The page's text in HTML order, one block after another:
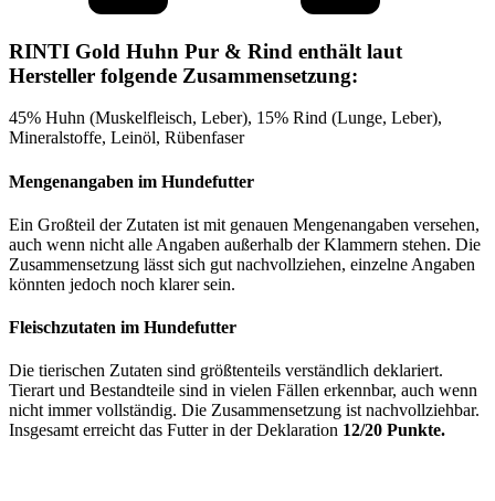
RINTI Gold Huhn Pur & Rind enthält laut
Hersteller folgende Zusammensetzung:
45% Huhn (Muskelfleisch, Leber), 15% Rind (Lunge, Leber),
Mineralstoffe, Leinöl, Rübenfaser
Mengenangaben im Hundefutter
Ein Großteil der Zutaten ist mit genauen Mengenangaben versehen,
auch wenn nicht alle Angaben außerhalb der Klammern stehen. Die
Zusammensetzung lässt sich gut nachvollziehen, einzelne Angaben
könnten jedoch noch klarer sein.
Fleischzutaten im Hundefutter
Die tierischen Zutaten sind größtenteils verständlich deklariert.
Tierart und Bestandteile sind in vielen Fällen erkennbar, auch wenn
nicht immer vollständig. Die Zusammensetzung ist nachvollziehbar.
Insgesamt erreicht das Futter in der Deklaration 12/20 Punkte.